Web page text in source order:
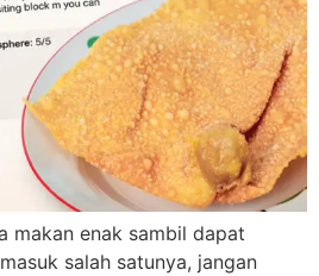
makan enak sambil dapat
salah satunya, jangan